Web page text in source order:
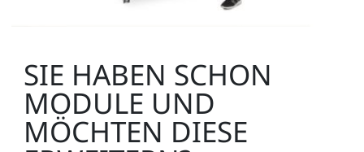
SIE HABEN SCHON
MODULE UND
MÖCHTEN DIESE